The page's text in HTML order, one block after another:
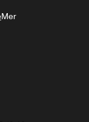
Mer